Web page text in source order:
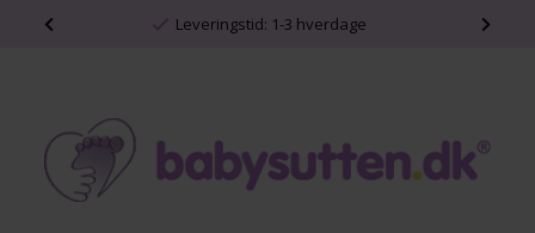
Leveringstid: 1-3 hverdage